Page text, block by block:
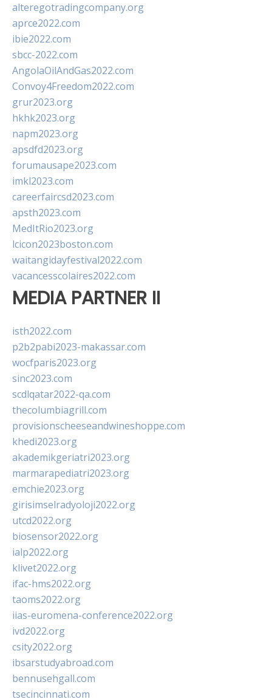
alteregotradingcompany.org
aprce2022.com
ibie2022.com
sbcc-2022.com
AngolaOilAndGas2022.com
Convoy4Freedom2022.com
grur2023.org
hkhk2023.org
napm2023.org
apsdfd2023.org
forumausape2023.com
imkl2023.com
careerfaircsd2023.com
apsth2023.com
MedItRio2023.org
lcicon2023boston.com
waitangidayfestival2022.com
vacancesscolaires2022.com
MEDIA PARTNER II
isth2022.com
p2b2pabi2023-makassar.com
wocfparis2023.org
sinc2023.com
scdlqatar2022-qa.com
thecolumbiagrill.com
provisionscheeseandwineshoppe.com
khedi2023.org
akademikgeriatri2023.org
marmarapediatri2023.org
emchie2023.org
girisimselradyoloji2022.org
utcd2022.org
biosensor2022.org
ialp2022.org
klivet2022.org
ifac-hms2022.org
taoms2022.org
iias-euromena-conference2022.org
ivd2022.org
csity2022.org
ibsarstudyabroad.com
bennusehgall.com
tsecincinnati.com